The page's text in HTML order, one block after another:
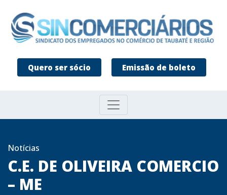
Quero ser sócio Emissão de boleto
Notícias
C.E. DE OLIVEIRA COMERCIO
– ME